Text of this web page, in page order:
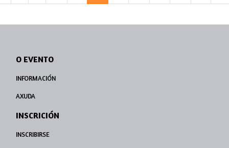
O EVENTO
INFORMACIÓN
AXUDA
INSCRICIÓN
INSCRIBIRSE